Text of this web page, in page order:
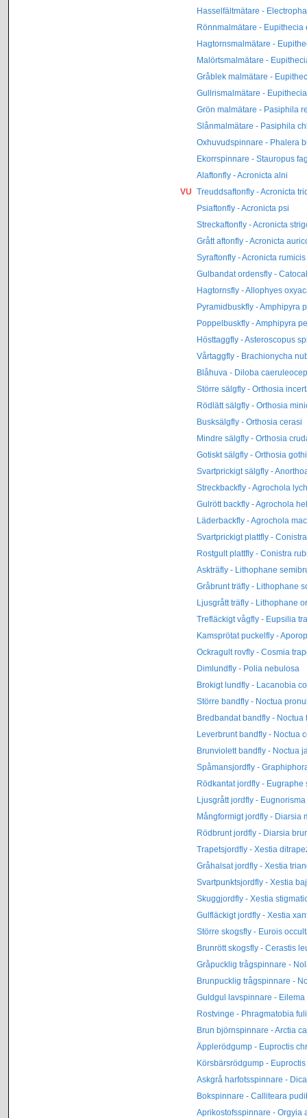
Hasselfältmätare -
Rönnmalmätare - Eupithecia
Hagtornsmalmätare -
Malörtsmalmätare -
Gråblek malmätare -
Gullrismalmätare -
Grön malmätare - Pasiphila
Slånmalmätare - Pasiphila
Oxhuvudspinnare - Phalera
Ekorrspinnare - Stauropus
Alaftonfly - Acronicta alni
VU Treuddsaftonfly - Acronicta
Psiaftonfly - Acronicta psi
Streckaftonfly - Acronicta
Grått aftonfly - Acronicta
Syraftonfly - Acronicta rumicis
Gulbandat ordensfly -
Hagtornsfly - Allophyes
Pyramidbuskfly - Amphipyra
Poppelbuskfly - Amphipyra
Hösttaggfly - Asteroscopus
Vårtaggfly - Brachionycha
Blåhuva - Diloba
Större sälgfly - Orthosia
Rödlätt sälgfly - Orthosia
Busksälgfly - Orthosia cerasi
Mindre sälgfly - Orthosia
Gotiskt sälgfly - Orthosia
Svartprickigt sälgfly -
Streckbackfly - Agrochola
Gulrött backfly - Agrochola
Läderbackfly - Agrochola
Svartprickigt plattfly -
Rostgult plattfly - Conistra
Askträfly - Lithophane
Gråbrunt träfly - Lithophane
Ljusgrått träfly - Lithophane
Trefläckigt vågfly - Eupsilia
Kamsprötat puckelfly -
Ockragult rovfly - Cosmia
Dimlundfly - Polia nebulosa
Brokigt lundfly - Lacanobia
Större bandfly - Noctua
Bredbandat bandfly - Noctua
Leverbrunt bandfly - Noctua
Brunviolett bandfly - Noctua
Spåmansjordfly -
Rödkantat jordfly - Eugraphe
Ljusgrått jordfly -
Mångformigt jordfly - Diarsia
Rödbrunt jordfly - Diarsia
Trapetsjordfly - Xestia
Gråhalsat jordfly - Xestia
Svartpunktsjordfly - Xestia
Skuggjordfly - Xestia
Gulfläckigt jordfly - Xestia
Större skogsfly - Eurois
Brunrött skogsfly - Cerastis
Gråpucklig trågspinnare -
Brunpucklig trågspinnare -
Guldgul lavspinnare - Eilema
Rostvinge - Phragmatobia
Brun björnspinnare - Arctia
Äpplerödgump - Euproctis
Körsbärsrödgump -
Askgrå harfotsspinnare -
Bokspinnare - Calliteara
Aprikostofsspinnare - Orgyia